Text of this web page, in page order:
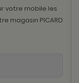
votre mobile les
magasin PICARD